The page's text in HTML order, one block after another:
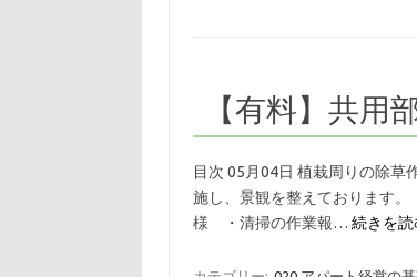
【有料】共用
目次 05月04日 植栽周りの除
施し、景観を整えております
様 ・清掃の作業報… 続きを読